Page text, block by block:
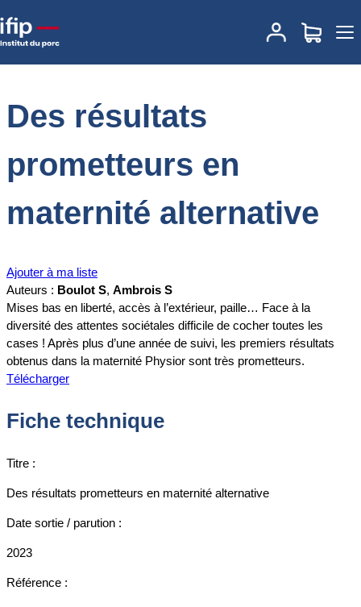
Accueil
Des résultats prometteurs en maternité
alternative
Des résultats
prometteurs en
maternité alternative
Ajouter à ma liste
Auteurs : Boulot S, Ambrois S
Mises bas en liberté, accès à l’extérieur, paille… Face à la
diversité des attentes sociétales difficile de cocher toutes les
cases ! Après plus d’une année de suivi, les premiers résultats
obtenus dans la maternité Physior sont très prometteurs.
Télécharger
Fiche technique
Titre :
Des résultats prometteurs en maternité alternative
Date sortie / parution :
2023
Référence :